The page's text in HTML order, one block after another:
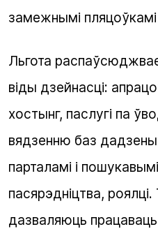
замежнымі пляцоўкамі
Льгота
віды дзейнасці:
хостынг, паслугі па
вядзенню баз
парталамі і
пасярэдніцтва,
дазваляюць